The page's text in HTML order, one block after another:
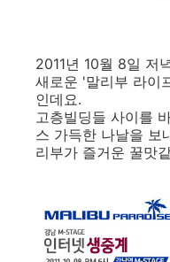
2011년 10월 8일 저
새로운 '말리부 라이
인데요.
고층빌딩들 사이를
스 가득한 나날을 보
리부가 즐거운 꿀맛